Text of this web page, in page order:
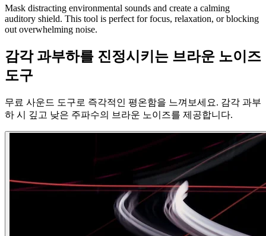
Mask distracting environmental sounds and create a calming
auditory shield. This tool is perfect for focus, relaxation, or blocking
out overwhelming noise.
감각 과부하를 진정시키는 브라운 노이즈
도구
무료 사운드 도구로 즉각적인 평온함을 느껴보세요. 감각 과부
하 시 깊고 낮은 주파수의 브라운 노이즈를 제공합니다.